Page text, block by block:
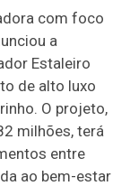
com foco
a
Estaleiro
de alto luxo
O projeto,
milhões, terá
entre
ao bem-estar